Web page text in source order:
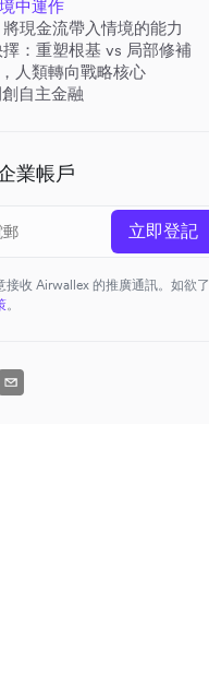
中運作
現金流帶入情境的能力
：重塑根基 vs 局部修補
人類轉向戰略核心
自主金融
業帳戶
立即登記
接收 Airwallex 的推廣通訊。如欲了
。